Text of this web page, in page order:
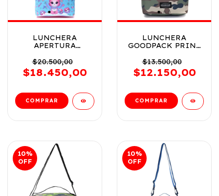
LUNCHERA
APERTURA
CATICORNIO COD
43125
$20.500,00
$18.450,00
LUNCHERA
GOODPACK PRINT
37558
$13.500,00
$12.150,00
10%
OFF
10%
OFF